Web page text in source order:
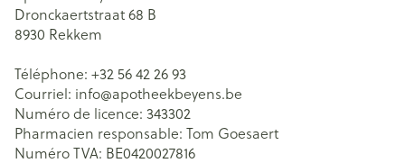
Dronckaertstraat 68 B
8930 Rekkem
Téléphone: +32 56 42 26 93
Courriel: info@apotheekbeyens.be
Numéro de licence: 343302
Pharmacien responsable: Tom Goesaert
Numéro TVA: BE0420027816